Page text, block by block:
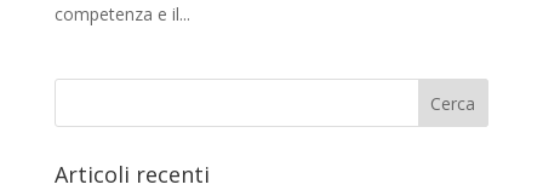
competenza e il...
Articoli recenti